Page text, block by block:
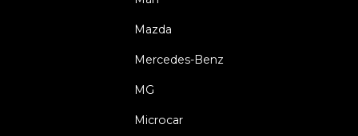
Mazda
Mercedes-Benz
MG
Microcar